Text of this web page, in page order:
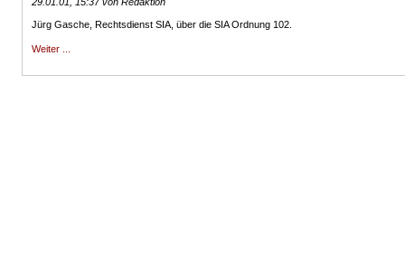
Jürg Gasche, Rechtsdienst SIA, über die SIA Ordnung 102.
Weiter ...